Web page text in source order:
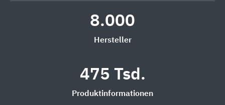
8.000
Hersteller
475 Tsd.
Produktinformationen